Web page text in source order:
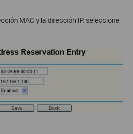
MAC y la dirección IP, seleccione